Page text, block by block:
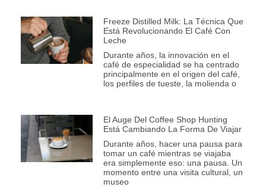
Freeze Distilled Milk: La Técnica Que
Está Revolucionando El Café Con
Leche
Durante años, la innovación en el
café de especialidad se ha centrado
principalmente en el origen del café,
los perfiles de tueste, la molienda o
El Auge Del Coffee Shop Hunting
Está Cambiando La Forma De Viajar
Durante años, hacer una pausa para
tomar un café mientras se viajaba
era simplemente eso: una pausa. Un
momento entre una visita cultural, un
museo